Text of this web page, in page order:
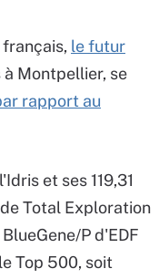
le futur
Montpellier, se
rapport au
et ses 119,31
Total Exploration
P d'EDF
Top 500, soit